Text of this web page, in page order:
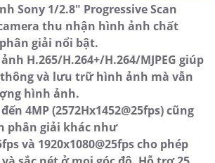
Sony 1/2.8" Progressive Scan
thu nhận hình ảnh chất
giải nổi bật.
H.265/H.264+/H.264/MJPEG giúp
và lưu trữ hình ảnh mà vẫn
hình ảnh.
4MP (2572Hx1452@25fps) cũng
phân giải khác như
và 1920x1080@25fps cho phép